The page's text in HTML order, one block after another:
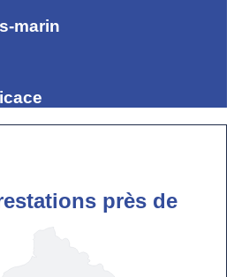
marin
près de